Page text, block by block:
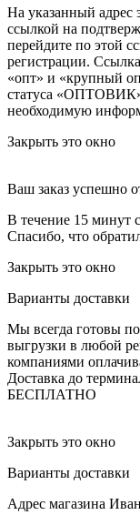
На указанный адрес
ссылкой на
перейдите по этой
регистрации.
«опт» и «крупный
статуса
необходимую
Закрыть это окно
Ваш заказ успешно
В течение 15 минут
Спасибо, что
Закрыть это окно
Варианты доставки
Мы всегда готовы
выгрузки в любой
компаниями
Доставка до
БЕСПЛАТНО
Закрыть это окно
Варианты доставки
Адрес магазина